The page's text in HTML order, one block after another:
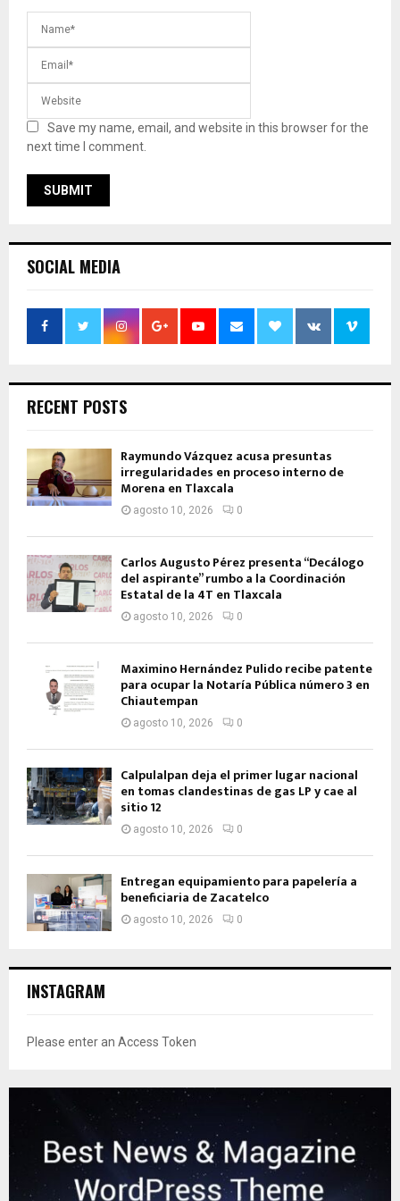
Save my name, email, and website in this browser for the
next time I comment.
SOCIAL MEDIA
RECENT POSTS
Raymundo Vázquez acusa presuntas
irregularidades en proceso interno de
Morena en Tlaxcala
agosto 10, 2026 0
Carlos Augusto Pérez presenta “Decálogo
del aspirante” rumbo a la Coordinación
Estatal de la 4T en Tlaxcala
agosto 10, 2026 0
Maximino Hernández Pulido recibe patente
para ocupar la Notaría Pública número 3 en
Chiautempan
agosto 10, 2026 0
Calpulalpan deja el primer lugar nacional
en tomas clandestinas de gas LP y cae al
sitio 12
agosto 10, 2026 0
Entregan equipamiento para papelería a
beneficiaria de Zacatelco
agosto 10, 2026 0
INSTAGRAM
Please enter an Access Token